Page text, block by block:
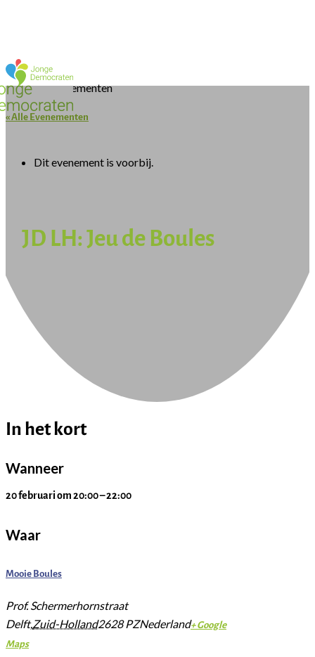
« Alle Evenementen
Dit evenement is voorbij.
JD LH: Jeu de Boules
In het kort
Wanneer
20 februariom20:00–22:00
Waar
Mooie Boules
Prof. Schermerhornstraat
Delft,Zuid-Holland2628 PZNederland+ Google
Maps